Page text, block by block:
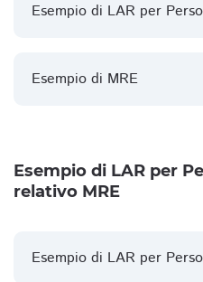
Esempio di LAR per
Esempio di MRE
Esempio di LAR per
relativo MRE
Esempio di LAR per